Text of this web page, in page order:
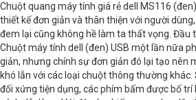
Số nút bấm 3
Chuột quang máy tính giá rẻ dell MS116
thiết kế đơn giản và thân thiện với người
đem lại cũng không hề làm ta thất vọng. Đầu
Chuột máy tính dell (đen) USB một lần nữa
giản, nhưng chính sự đơn giản đó lại tạo nên
khó lẫn với các loại chuột thông thường
đối xứng tiện dụng, các phím bấm được bố